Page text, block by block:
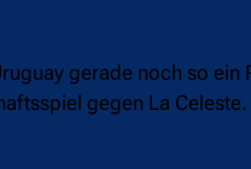
gerade noch so
gegen La